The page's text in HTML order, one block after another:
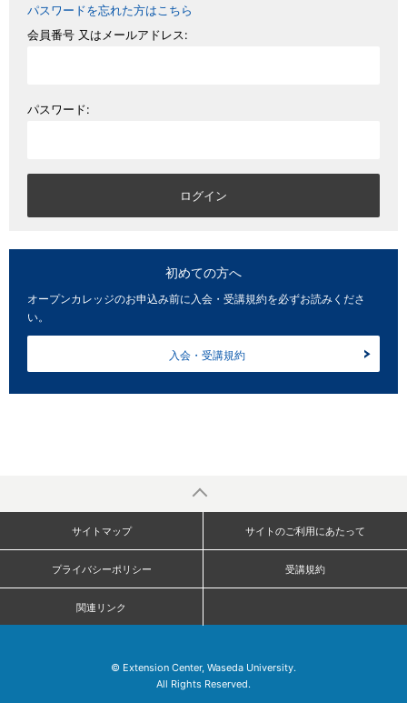
パスワードを忘れた方はこちら
会員番号 又はメールアドレス:
パスワード:
初めての方へ
オープンカレッジのお申込み前に入会・受講規約を必ずお読みくださ
い。
入会・受講規約
サイトマップ サイトのご利用にあたって
プライバシーポリシー 受講規約
関連リンク
© Extension Center, Waseda University.
All Rights Reserved.